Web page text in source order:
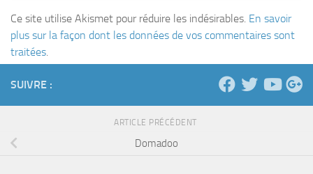
Ce site utilise Akismet pour réduire les indésirables. En savoir
plus sur la façon dont les données de vos commentaires sont
traitées.
SUIVRE :
ARTICLE PRÉCÉDENT
Domadoo